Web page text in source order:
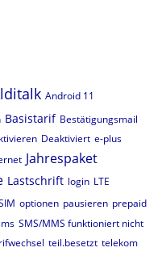
Android 11
Basistarif Bestätigungsmail
Deaktiviert e-plus
Jahrespaket
Lastschrift login LTE
optionen pausieren prepaid
SMS/MMS funktioniert nicht
teil.besetzt telekom